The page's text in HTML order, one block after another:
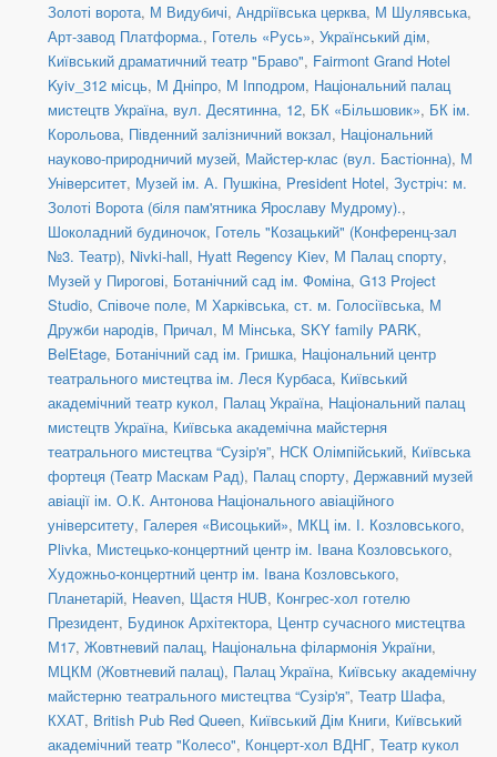
Золоті ворота, М Видубичі, Андріївська церква, М Шулявська,
Арт-завод Платформа., Готель «Русь», Український дім,
Київський драматичний театр "Браво", Fairmont Grand Hotel
Kyiv_312 місць, М Дніпро, М Іпподром, Національний палац
мистецтв Україна, вул. Десятинна, 12, БК «Більшовик», БК ім.
Корольова, Південний залізничний вокзал, Національний
науково-природничий музей, Майстер-клас (вул. Бастіонна), М
Університет, Музей ім. А. Пушкіна, President Hotel, Зустріч: м.
Золоті Ворота (біля пам'ятника Ярославу Мудрому).,
Шоколадний будиночок, Готель "Козацький" (Конференц-зал
№3. Театр), Nivki-hall, Hyatt Regency Kiev, М Палац спорту,
Музей у Пирогові, Ботанічний сад ім. Фоміна, G13 Project
Studio, Співоче поле, М Харківська, ст. м. Голосіївська, М
Дружби народів, Причал, М Мінська, SKY family PARK,
BelEtage, Ботанічний сад ім. Гришка, Національний центр
театрального мистецтва ім. Леся Курбаса, Київський
академічний театр кукол, Палац Україна, Національний палац
мистецтв Україна, Київська академічна майстерня
театрального мистецтва “Сузір'я”, НСК Олімпійський, Київська
фортеця (Театр Маскам Рад), Палац спорту, Державний музей
авіації ім. О.К. Антонова Національного авіаційного
університету, Галерея «Висоцький», МКЦ ім. І. Козловського,
Plivka, Мистецько-концертний центр ім. Івана Козловського,
Художньо-концертний центр ім. Івана Козловського,
Планетарій, Heaven, Щастя HUB, Конгрес-хол готелю
Президент, Будинок Архітектора, Центр сучасного мистецтва
М17, Жовтневий палац, Національна філармонія України,
МЦКМ (Жовтневий палац), Палац Україна, Київську академічну
майстерню театрального мистецтва “Сузір'я”, Театр Шафа,
КХАТ, British Pub Red Queen, Київський Дім Книги, Київський
академічний театр "Колесо", Концерт-хол ВДНГ, Театр кукол